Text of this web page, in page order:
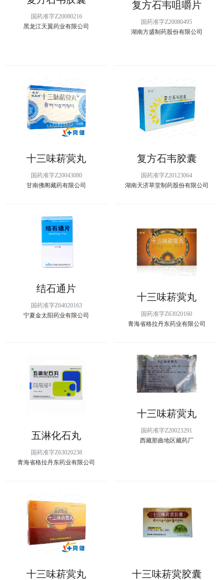
国药准字Z20080216
黑龙江天翼药业有限公司
复方石韦咀嚼片
国药准字Z20080495
湖南方盛制药股份有限公司
十三味菥蓂丸
国药准字Z20043080
甘南佛阁藏药有限公司
复方石韦胶囊
国药准字Z20123064
湖南天济草堂制药股份有限公司
结石通片
国药准字Z64020163
宁夏金太阳药业有限公司
十三味菥蓂丸
国药准字Z63020160
青海省格拉丹东药业有限公司
五淋化石丸
国药准字Z63020238
青海省格拉丹东药业有限公司
十三味菥蓂丸
国药准字Z20023291
西藏那曲地区藏药厂
十三味菥蓂丸 十三味菥蓂胶囊